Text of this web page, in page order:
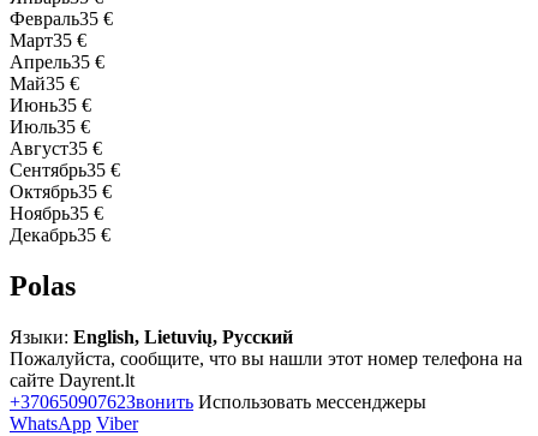
Февраль35 €
Март35 €
Апрель35 €
Май35 €
Июнь35 €
Июль35 €
Август35 €
Сентябрь35 €
Октябрь35 €
Ноябрь35 €
Декабрь35 €
Polas
Языки: English, Lietuvių, Русский
Пожалуйста, сообщите, что вы нашли этот номер телефона на
сайте Dayrent.lt
+37065090762Звонить Использовать мессенджеры
WhatsApp Viber